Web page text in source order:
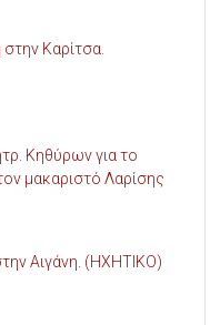
Καρίτσα.
Κηθύρων για το
μακαριστό Λαρίσης
Αιγάνη. (ΗΧΗΤΙΚΟ)